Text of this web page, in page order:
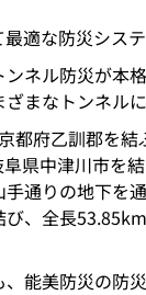
適な防災システ
ネル防災が本
まなトンネルに
都府乙訓郡を
県中津川市を
通りの地下を
、全長
能美防災の防